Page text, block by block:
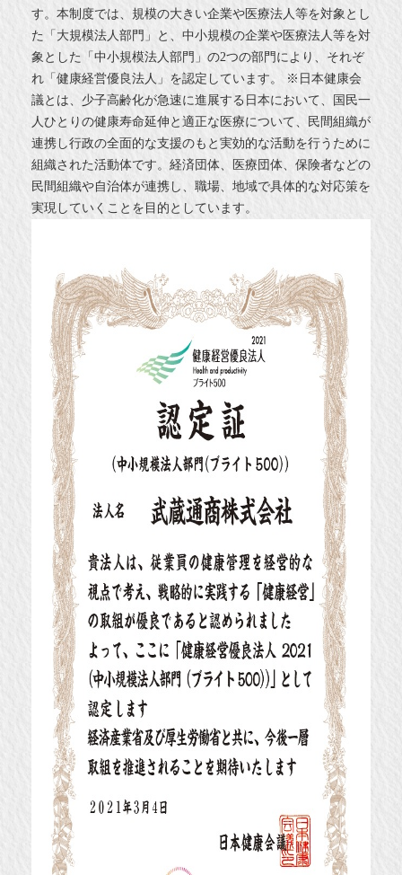
す。本制度では、規模の大きい企業や医療法人等を対象とし
た「大規模法人部門」と、中小規模の企業や医療法人等を対
象とした「中小規模法人部門」の2つの部門により、それぞ
れ「健康経営優良法人」を認定しています。 ※日本健康会
議とは、少子高齢化が急速に進展する日本において、国民一
人ひとりの健康寿命延伸と適正な医療について、民間組織が
連携し行政の全面的な支援のもと実効的な活動を行うために
組織された活動体です。経済団体、医療団体、保険者などの
民間組織や自治体が連携し、職場、地域で具体的な対応策を
実現していくことを目的としています。